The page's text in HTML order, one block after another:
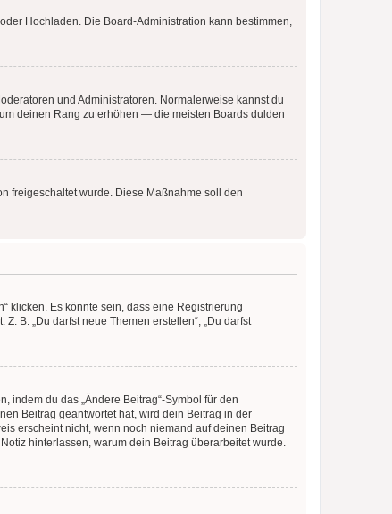
Hochladen. Die Board-Administration kann bestimmen,
und Administratoren. Normalerweise kannst du
deinen Rang zu erhöhen — die meisten Boards dulden
freigeschaltet wurde. Diese Maßnahme soll den
klicken. Es könnte sein, dass eine Registrierung
B. „Du darfst neue Themen erstellen“, „Du darfst
indem du das „Ändere Beitrag“-Symbol für den
Beitrag geantwortet hat, wird dein Beitrag in der
erscheint nicht, wenn noch niemand auf deinen Beitrag
hinterlassen, warum dein Beitrag überarbeitet wurde.